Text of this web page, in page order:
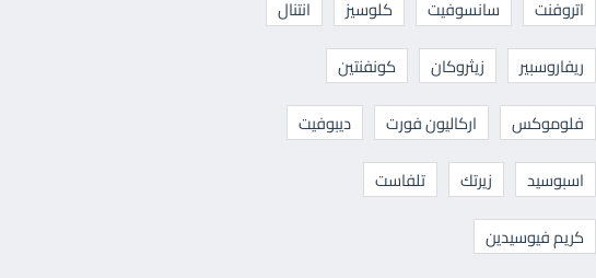
اتروفنت
سانسوفيت كلوسيز
انتنال
ريفاروسبير
زيثروكان
كونفنتين
فلوموكس
اركاليون فورت
ديبوفيت
اسبوسيد
زيرتك
تلفاست
كريم فيوسيدين